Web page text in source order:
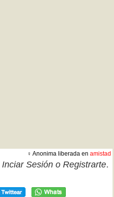
♀ Anonima liberada en amistad
Inciar Sesión o Registrarte.